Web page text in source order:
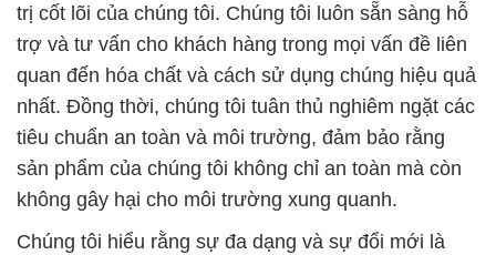
trị cốt lõi của chúng tôi. Chúng tôi luôn sẵn sàng hỗ
trợ và tư vấn cho khách hàng trong mọi vấn đề liên
quan đến hóa chất và cách sử dụng chúng hiệu quả
nhất. Đồng thời, chúng tôi tuân thủ nghiêm ngặt các
tiêu chuẩn an toàn và môi trường, đảm bảo rằng
sản phẩm của chúng tôi không chỉ an toàn mà còn
không gây hại cho môi trường xung quanh.
Chúng tôi hiểu rằng sự đa dạng và sự đổi mới là